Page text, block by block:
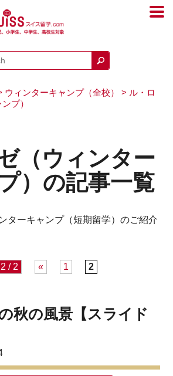
ウィンターキャンプ（全校）
> ル・ロ
プ）
（ウィンター
）の記事一覧
ターキャンプ（短期留学）のご紹介
2 / 2 « 1 2
秋の風景【スライド